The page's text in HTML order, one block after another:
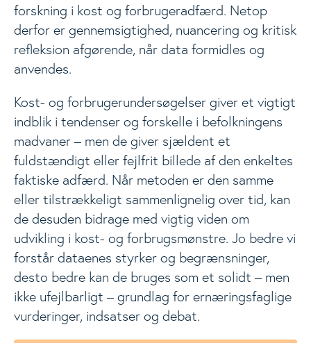
forskning i kost og forbrugeradfærd. Netop
derfor er gennemsigtighed, nuancering og kritisk
refleksion afgørende, når data formidles og
anvendes.
Kost- og forbrugerundersøgelser giver et vigtigt
indblik i tendenser og forskelle i befolkningens
madvaner – men de giver sjældent et
fuldstændigt eller fejlfrit billede af den enkeltes
faktiske adfærd. Når metoden er den samme
eller tilstrækkeligt sammenlignelig over tid, kan
de desuden bidrage med vigtig viden om
udvikling i kost- og forbrugsmønstre. Jo bedre vi
forstår dataenes styrker og begrænsninger,
desto bedre kan de bruges som et solidt – men
ikke ufejlbarligt – grundlag for ernæringsfaglige
vurderinger, indsatser og debat.